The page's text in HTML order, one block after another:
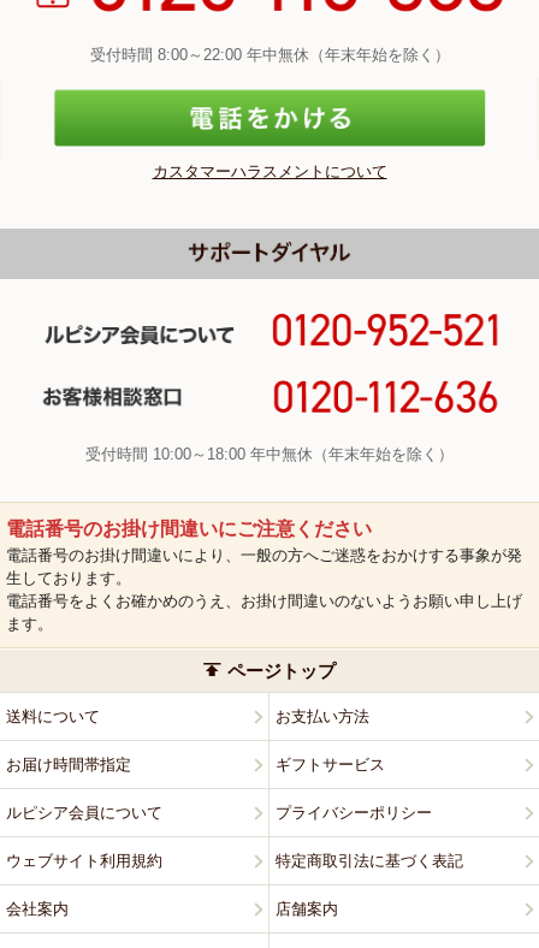
受付時間 8:00～22:00 年中無休（年末年始を除く）
カスタマーハラスメントについて
受付時間 10:00～18:00 年中無休（年末年始を除く）
電話番号のお掛け間違いにご注意ください
電話番号のお掛け間違いにより、一般の方へご迷惑をおかけする事象が発
生しております。
電話番号をよくお確かめのうえ、お掛け間違いのないようお願い申し上げ
ます。
ページトップ
送料について お支払い方法
お届け時間帯指定 ギフトサービス
ルピシア会員について プライバシーポリシー
ウェブサイト利用規約 特定商取引法に基づく表記
会社案内 店舗案内